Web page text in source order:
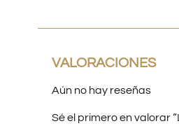
VALORACIONES
Aún no hay reseñas
Sé el primero en valorar